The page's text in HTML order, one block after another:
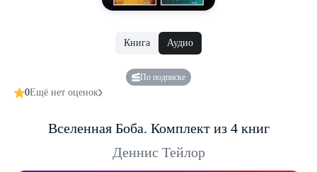
Книга Аудио
По подписке
0Ещё нет оценок
Вселенная Боба. Комплект из 4 книг
Деннис Тейлор